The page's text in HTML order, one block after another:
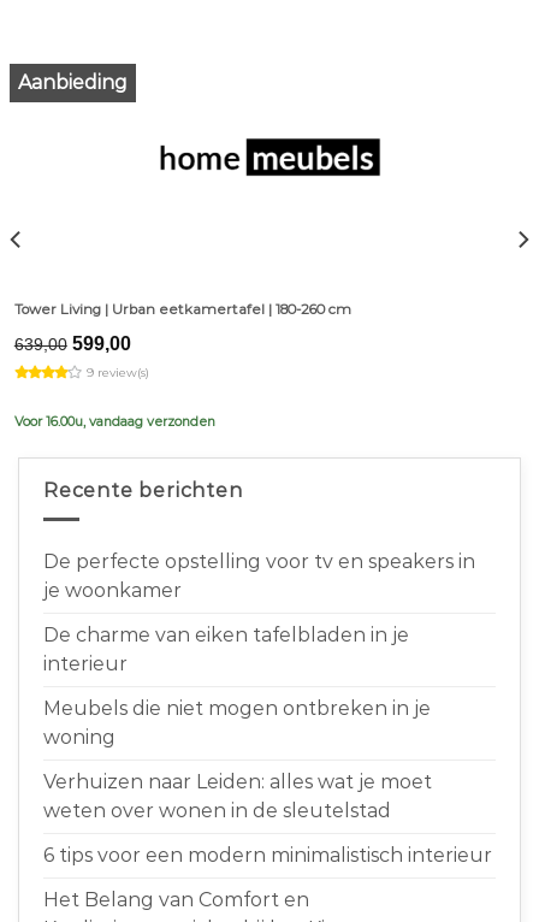
Aanbieding
Tower Living | Urban eetkamertafel | 180-260 cm
639,00 Original
price
was:
599,00Current
is:
9 review(s)
Voor 16.00u, vandaag verzonden
Recente berichten
De perfecte opstelling voor tv en speakers in
je woonkamer
De charme van eiken tafelbladen in je
interieur
Meubels die niet mogen ontbreken in je
woning
Verhuizen naar Leiden: alles wat je moet
weten over wonen in de sleutelstad
6 tips voor een modern minimalistisch interieur
Het Belang van Comfort en